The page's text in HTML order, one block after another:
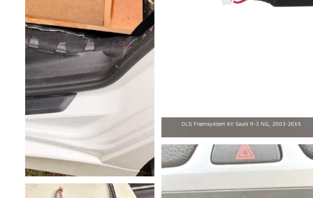
Nissan NV400 (M) 07/2014 - 07/2020
Nissan NV400 (M) 07/2020 - 12/2021
Nissan Pathfinder (R51) 04/2010 - 09/2013
Nissan Pathfinder (R51) 09/2013 - 08/2015
Nissan Patrol (Y62) 2011 - 2015
Nissan Primastar (4/J4) 09/2021 - 2023
Nissan Pulsar (C13) 10/2014 - 06/2018
Nissan Qashqai (J10) 02/2007 - 10/2014
Nissan Qashqai (J11) 03/2014 - 07/2017
Nissan Qashqai (J11) 07/2017 - 08/2018
Nissan Qashqai (J11) 10/2018 - 07/2021
Nissan Rogue II 2014 - 2017